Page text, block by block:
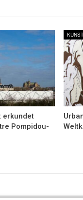
erkundet
Pompidou-
KUNST